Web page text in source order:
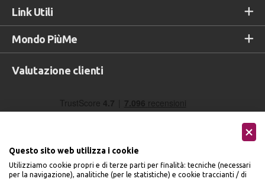
Link Utili
Mondo PiùMe
Valutazione clienti
Questo sito web utilizza i cookie
Utilizziamo cookie propri e di terze parti per finalità: tecniche (necessari
per la navigazione), analitiche (per le statistiche) e cookie traccianti / di